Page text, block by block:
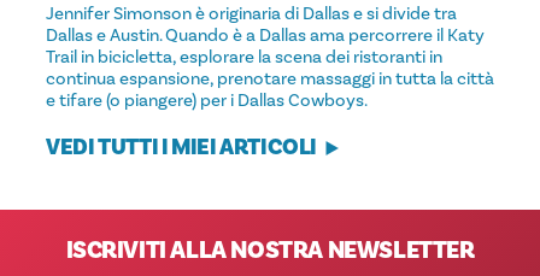
Jennifer Simonson è originaria di Dallas e si divide tra
Dallas e Austin. Quando è a Dallas ama percorrere il Katy
Trail in bicicletta, esplorare la scena dei ristoranti in
continua espansione, prenotare massaggi in tutta la città
e tifare (o piangere) per i Dallas Cowboys.
VEDI TUTTI I MIEI ARTICOLI
ISCRIVITI ALLA NOSTRA NEWSLETTER